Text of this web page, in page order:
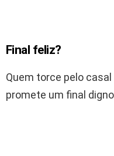
Final feliz?
Quem torce pelo
promete um final